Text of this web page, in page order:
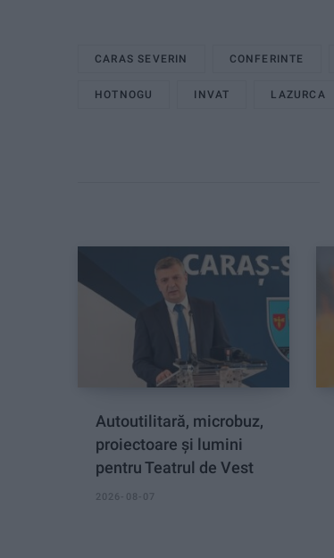
CARAS SEVERIN CONFERINTE
HOTNOGU INVAT LAZURCA
Autoutilitară, microbuz,
proiectoare și lumini
pentru Teatrul de Vest
2026-08-07